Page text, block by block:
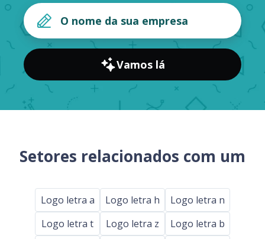
Vamos lá
Setores relacionados com um
Logo letra a Logo letra h
Logo letra n
Logo letra t
Logo letra z
Logo letra b